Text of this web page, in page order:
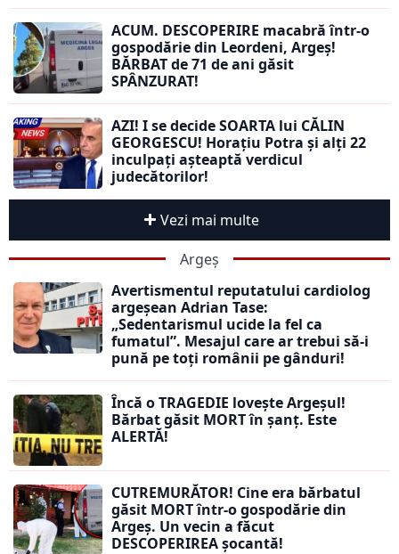
ACUM. DESCOPERIRE macabră într-o
gospodărie din Leordeni, Argeș!
BĂRBAT de 71 de ani găsit
SPÂNZURAT!
AZI! I se decide SOARTA lui CĂLIN
GEORGESCU! Horațiu Potra și alți 22
inculpați așteaptă verdicul
judecătorilor!
Vezi mai multe
Argeș
Avertismentul reputatului cardiolog
argeșean Adrian Tase:
„Sedentarismul ucide la fel ca
fumatul”. Mesajul care ar trebui să-i
pună pe toți românii pe gânduri!
Încă o TRAGEDIE lovește Argeșul!
Bărbat găsit MORT în șanț. Este
ALERTĂ!
CUTREMURĂTOR! Cine era bărbatul
găsit MORT într-o gospodărie din
Argeș. Un vecin a făcut
DESCOPERIREA șocantă!